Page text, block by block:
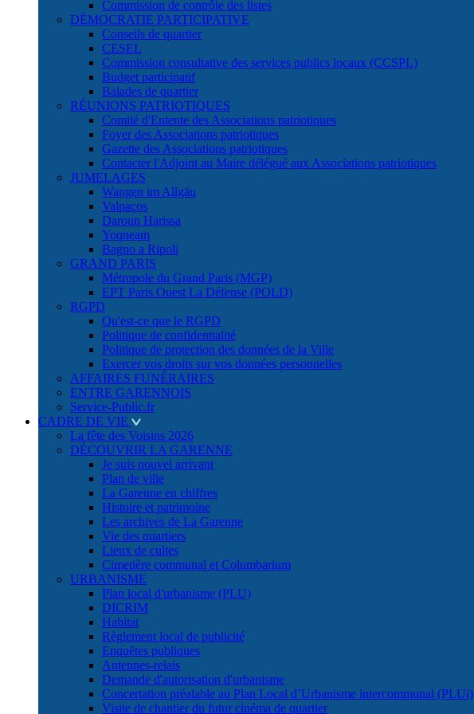
Commission de contrôle des listes
DÉMOCRATIE PARTICIPATIVE
Conseils de quartier
CESEL
Commission consultative des services publics locaux (CCSPL)
Budget participatif
Balades de quartier
RÉUNIONS PATRIOTIQUES
Comité d'Entente des Associations patriotiques
Foyer des Associations patriotiques
Gazette des Associations patriotiques
Contacter l'Adjoint au Maire délégué aux Associations patriotiques
JUMELAGES
Wangen im Allgäu
Valpaços
Daroun Harissa
Yoqneam
Bagno a Ripoli
GRAND PARIS
Métropole du Grand Paris (MGP)
EPT Paris Ouest La Défense (POLD)
RGPD
Qu'est-ce que le RGPD
Politique de confidentialité
Politique de protection des données de la Ville
Exercer vos droits sur vos données personnelles
AFFAIRES FUNÉRAIRES
ENTRE GARENNOIS
Service-Public.fr
CADRE DE VIE
La fête des Voisins 2026
DÉCOUVRIR LA GARENNE
Je suis nouvel arrivant
Plan de ville
La Garenne en chiffres
Histoire et patrimoine
Les archives de La Garenne
Vie des quartiers
Lieux de cultes
Cimetière communal et Columbarium
URBANISME
Plan local d'urbanisme (PLU)
DICRIM
Habitat
Règlement local de publicité
Enquêtes publiques
Antennes-relais
Demande d'autorisation d'urbanisme
Concertation préalable au Plan Local d’Urbanisme intercommunal (PLUi)
Visite de chantier du futur cinéma de quartier